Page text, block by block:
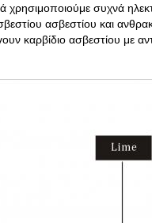
συχνά
ασβεστίου και
καρβίδιο ασβεστίου με